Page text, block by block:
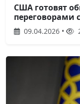
США готовят
переговорами
09.04.2026 •